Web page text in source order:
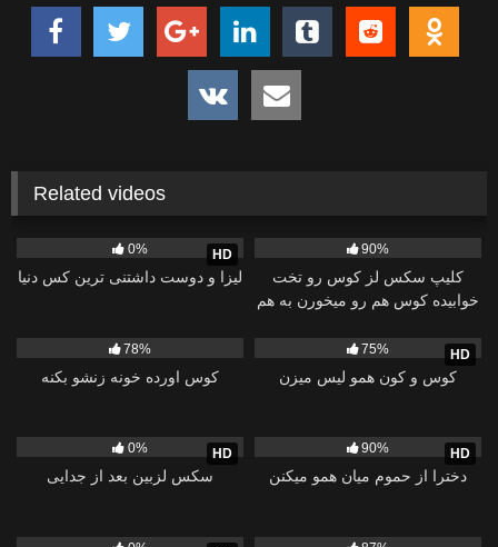
Related videos
HD
0%
لیزا و دوست داشتنی ترین کس دنیا
90%
کلیپ سکس لز کوس رو تخت
خوابیده کوس هم رو میخورن به هم
78%
کوس اورده خونه زنشو بکنه
HD
75%
کوس و کون همو لیس میزن
HD
0%
سکس لزبین بعد از جدایی
HD
90%
دخترا از حموم میان همو میکنن